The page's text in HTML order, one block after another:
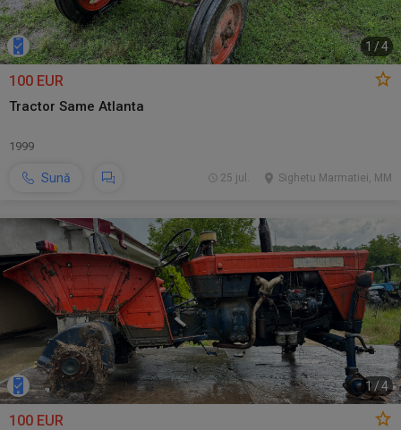
1 /4
100 EUR
Tractor Same Atlanta
1999
Sună Sighetu Marmatiei, MM
25 jul.
1 /4
100 EUR